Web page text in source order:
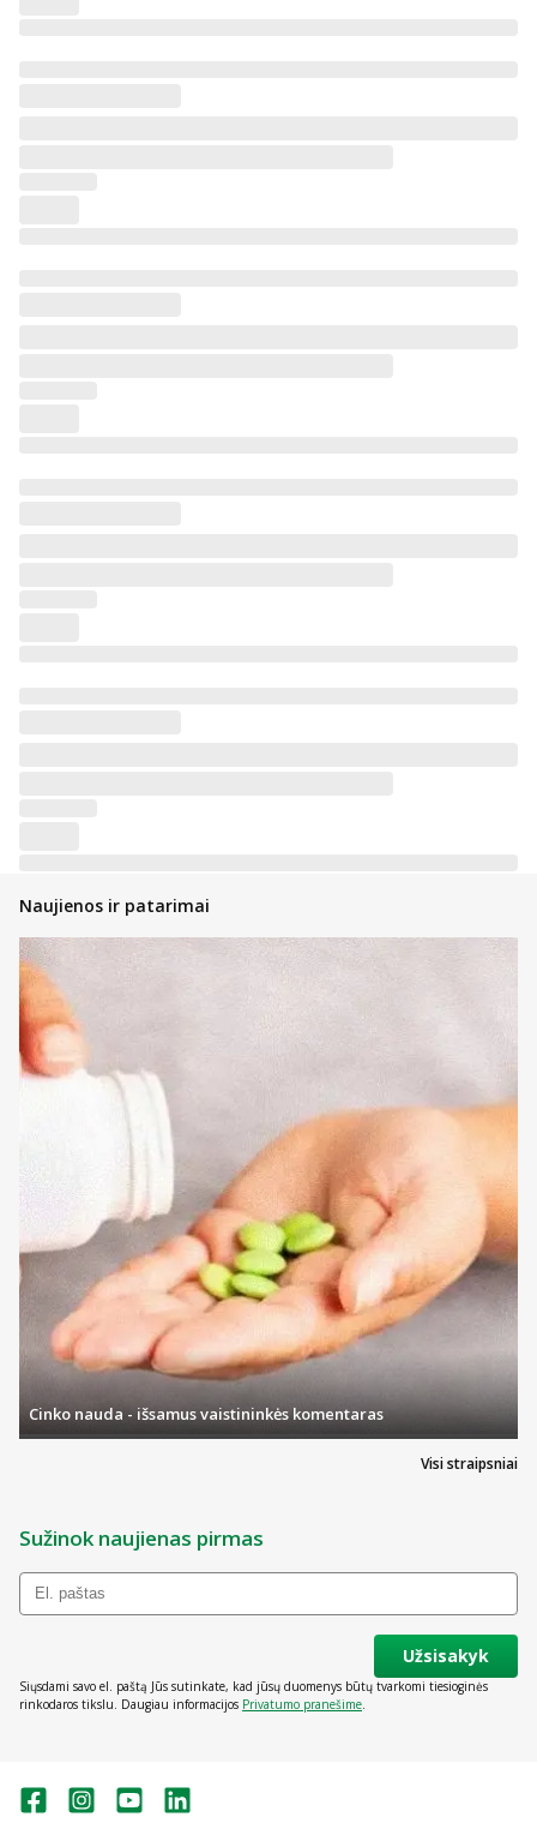
Naujienos ir patarimai
Visi straipsniai
Cinko nauda - išsamus vaistininkės komentaras
Sužinok naujienas pirmas
Užsisakyk
Siųsdami savo el. paštą Jūs sutinkate, kad jūsų duomenys būtų tvarkomi tiesioginės
rinkodaros tikslu. Daugiau informacijos Privatumo pranešime.